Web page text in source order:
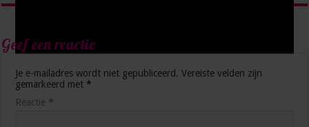
Geef een reactie
Je e-mailadres wordt niet gepubliceerd. Vereiste velden zijn
gemarkeerd met *
Reactie *